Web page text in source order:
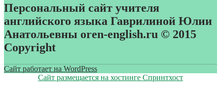
Персональный сайт учителя
английского языка Гаврилиной Юлии
Анатольевны oren-english.ru © 2015
Copyright
Сайт работает на WordPress
Сайт размещается на хостинге Спринтхост